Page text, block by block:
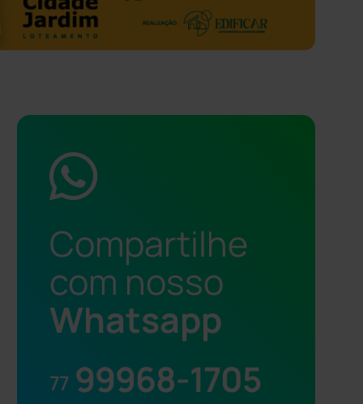
Compartilhe
com nosso
Whatsapp
77 99968-1705